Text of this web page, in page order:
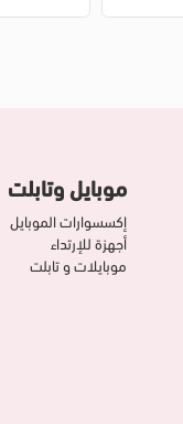
موبايل وتابلت
إكسسوارات الموبايل
أجهزة للإرتداء
موبايلات و تابلت